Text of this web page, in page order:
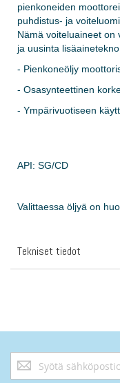
pienkoneiden
puhdistus- ja
Nämä voiteluaineet on
ja uusinta
- Pienkoneöljy
- Osasynteettinen
- Ympärivuotiseen
API: SG/CD
Valittaessa öljyä on
Tekniset tiedot
Tilaa
uutiskirjeemme: